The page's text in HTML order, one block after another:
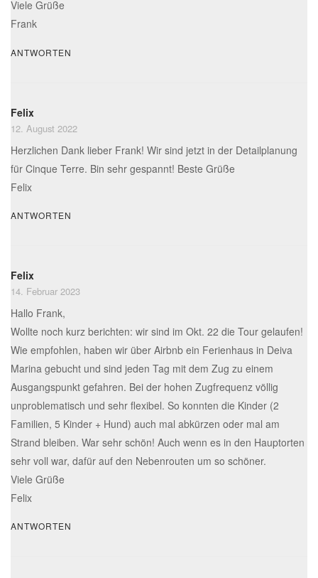
Viele Grüße
Frank
ANTWORTEN
Felix
12. August 2022
Herzlichen Dank lieber Frank! Wir sind jetzt in der Detailplanung
für Cinque Terre. Bin sehr gespannt! Beste Grüße
Felix
ANTWORTEN
Felix
14. Februar 2023
Hallo Frank,
Wollte noch kurz berichten: wir sind im Okt. 22 die Tour gelaufen!
Wie empfohlen, haben wir über Airbnb ein Ferienhaus in Deiva
Marina gebucht und sind jeden Tag mit dem Zug zu einem
Ausgangspunkt gefahren. Bei der hohen Zugfrequenz völlig
unproblematisch und sehr flexibel. So konnten die Kinder (2
Familien, 5 Kinder + Hund) auch mal abkürzen oder mal am
Strand bleiben. War sehr schön! Auch wenn es in den Hauptorten
sehr voll war, dafür auf den Nebenrouten um so schöner.
Viele Grüße
Felix
ANTWORTEN